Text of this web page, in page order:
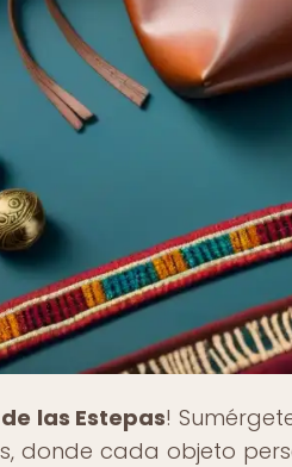
las Estepas!
donde cada objeto